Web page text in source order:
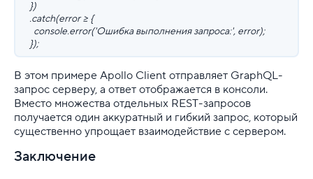
})
.catch(error => {
console.error('Ошибка выполнения запроса:', error);
});
В этом примере Apollo Client отправляет GraphQL-
запрос серверу, а ответ отображается в консоли.
Вместо множества отдельных REST-запросов
получается один аккуратный и гибкий запрос, который
существенно упрощает взаимодействие с сервером.
Заключение